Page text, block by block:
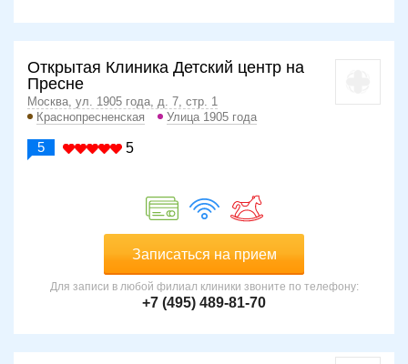
Открытая Клиника Детский центр на
Пресне
Москва, ул. 1905 года, д. 7, стр. 1
Краснопресненская
Улица 1905 года
5 5
Записаться на прием
Для записи в любой филиал клиники звоните по телефону:
+7 (495) 489-81-70